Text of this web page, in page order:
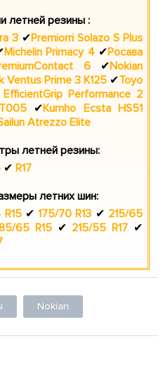
летней резины :
3 ✔Premiorri Solazo S Plus
Michelin Primacy 4 ✔Росава
6 ✔Nokian
Ventus Prime 3 K125 ✔Toyo
Performance 2
✔Kumho Ecsta HS51
Atrezzo Elite
летней резины:
✔ R17
летних шин:
✔ 175/70 R13 ✔ 215/65
65 R15 ✔ 215/55 R17 ✔
Nokian